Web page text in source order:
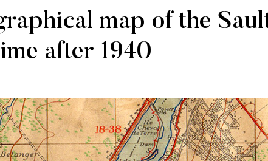
map of the
after 1940